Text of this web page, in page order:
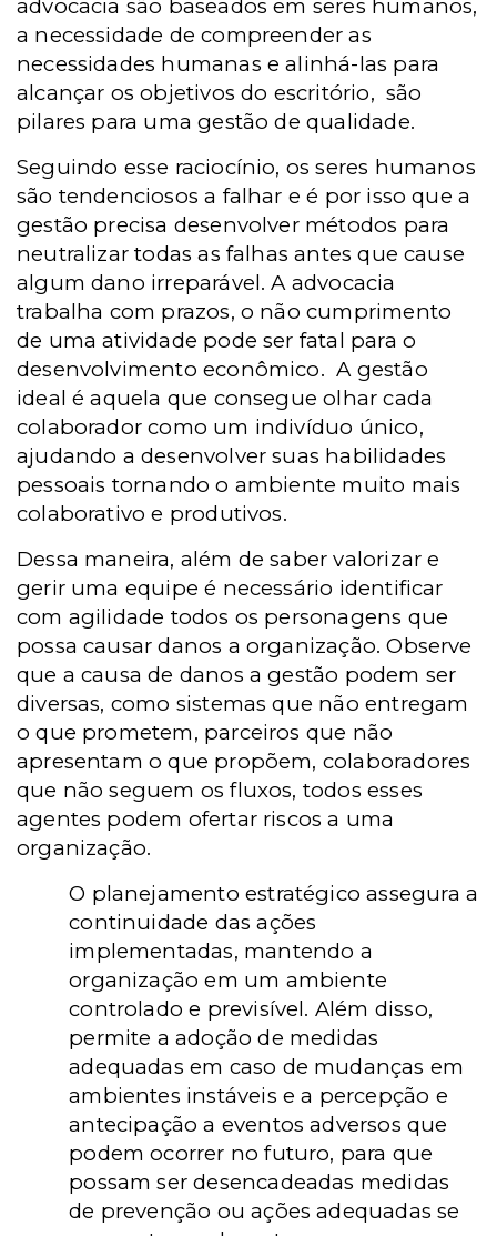
advocacia são baseados em seres humanos,
a necessidade de compreender as
necessidades humanas e alinhá-las para
alcançar os objetivos do escritório, são
pilares para uma gestão de qualidade.
Seguindo esse raciocínio, os seres humanos
são tendenciosos a falhar e é por isso que a
gestão precisa desenvolver métodos para
neutralizar todas as falhas antes que cause
algum dano irreparável. A advocacia
trabalha com prazos, o não cumprimento
de uma atividade pode ser fatal para o
desenvolvimento econômico. A gestão
ideal é aquela que consegue olhar cada
colaborador como um indivíduo único,
ajudando a desenvolver suas habilidades
pessoais tornando o ambiente muito mais
colaborativo e produtivos.
Dessa maneira, além de saber valorizar e
gerir uma equipe é necessário identificar
com agilidade todos os personagens que
possa causar danos a organização. Observe
que a causa de danos a gestão podem ser
diversas, como sistemas que não entregam
o que prometem, parceiros que não
apresentam o que propõem, colaboradores
que não seguem os fluxos, todos esses
agentes podem ofertar riscos a uma
organização.
O planejamento estratégico assegura a
continuidade das ações
implementadas, mantendo a
organização em um ambiente
controlado e previsível. Além disso,
permite a adoção de medidas
adequadas em caso de mudanças em
ambientes instáveis e a percepção e
antecipação a eventos adversos que
podem ocorrer no futuro, para que
possam ser desencadeadas medidas
de prevenção ou ações adequadas se